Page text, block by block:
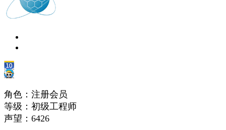
角色：注册会员
等级：初级工程师
声望： 6426